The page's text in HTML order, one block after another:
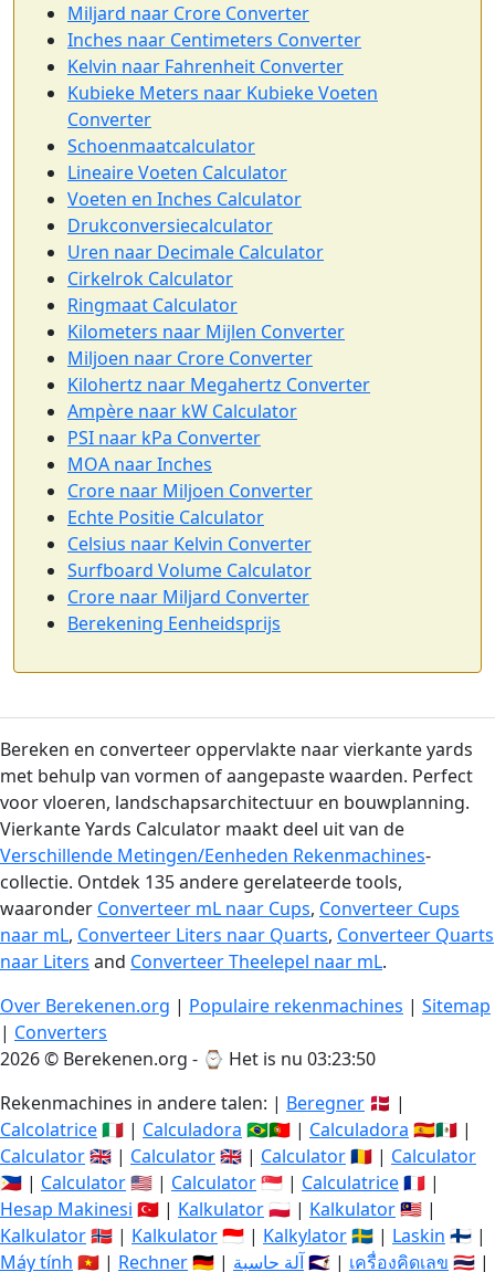
Miljard naar Crore Converter
Inches naar Centimeters Converter
Kelvin naar Fahrenheit Converter
Kubieke Meters naar Kubieke Voeten
Converter
Schoenmaatcalculator
Lineaire Voeten Calculator
Voeten en Inches Calculator
Drukconversiecalculator
Uren naar Decimale Calculator
Cirkelrok Calculator
Ringmaat Calculator
Kilometers naar Mijlen Converter
Miljoen naar Crore Converter
Kilohertz naar Megahertz Converter
Ampère naar kW Calculator
PSI naar kPa Converter
MOA naar Inches
Crore naar Miljoen Converter
Echte Positie Calculator
Celsius naar Kelvin Converter
Surfboard Volume Calculator
Crore naar Miljard Converter
Berekening Eenheidsprijs
Bereken en converteer oppervlakte naar vierkante yards
met behulp van vormen of aangepaste waarden. Perfect
voor vloeren, landschapsarchitectuur en bouwplanning.
Vierkante Yards Calculator maakt deel uit van de
Verschillende Metingen/Eenheden Rekenmachines-
collectie. Ontdek 135 andere gerelateerde tools,
waaronder Converteer mL naar Cups, Converteer Cups
naar mL, Converteer Liters naar Quarts, Converteer Quarts
naar Liters and Converteer Theelepel naar mL.
Over Berekenen.org | Populaire rekenmachines | Sitemap
| Converters
2026 © Berekenen.org - ⌚ Het is nu 03:23:51
Rekenmachines in andere talen: | Beregner 🇩🇰 |
Calcolatrice🇮🇹 | Calculadora 🇧🇷🇵🇹 | Calculadora 🇪🇸🇲🇽 |
Calculator🇬🇧 | Calculator🇬🇧 | Calculator🇷🇴 | Calculator
🇵🇭 | Calculator🇺🇸 | Calculator🇸🇬 | Calculatrice🇫🇷 |
Hesap Makinesi 🇹🇷 | Kalkulator🇵🇱 | Kalkulator🇲🇾 |
Kalkulator🇳🇴 | Kalkulator🇮🇩 | Kalkylator🇸🇪 | Laskin 🇫🇮 |
Máy tính 🇻🇳 | Rechner🇩🇪 | آلة حاسبة🇸🇦 | เครื่องคิดเลข 🇹🇭 |